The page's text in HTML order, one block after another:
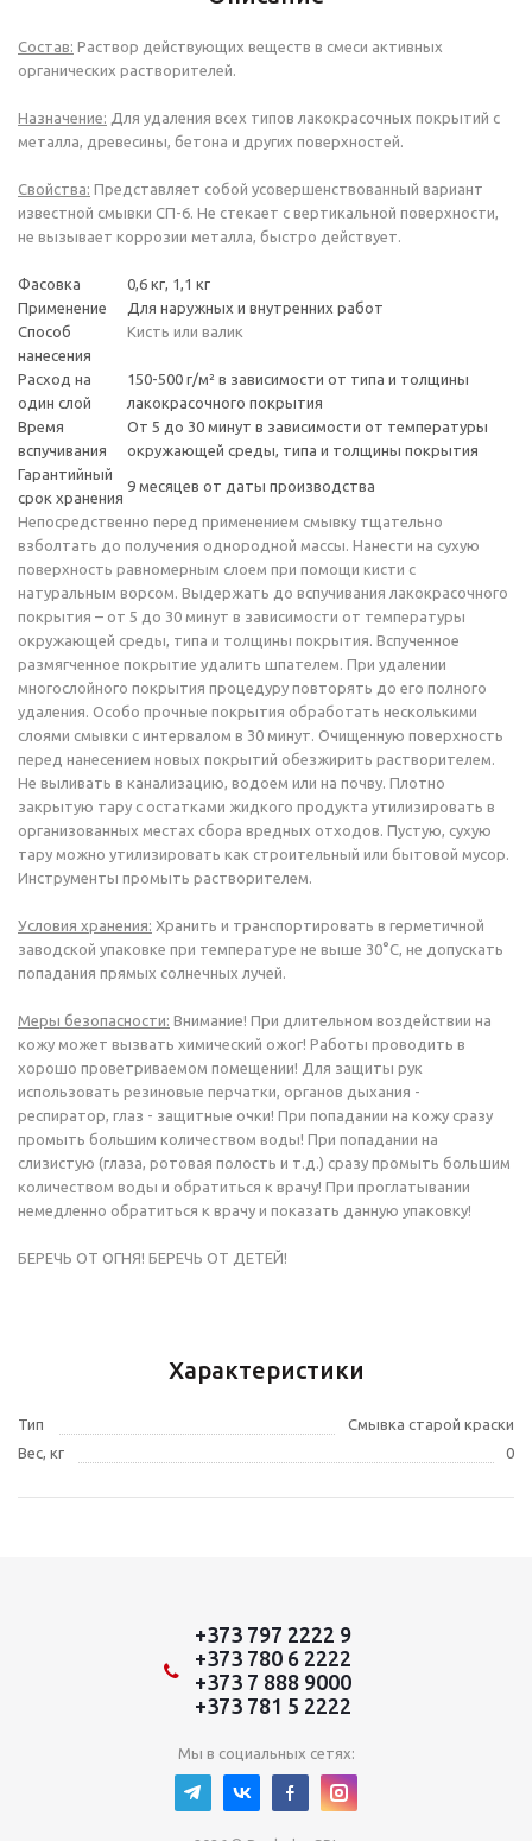
Состав: Раствор действующих веществ в смеси активных
органических растворителей.
Назначение: Для удаления всех типов лакокрасочных покрытий с
металла, древесины, бетона и других поверхностей.
Свойства: Представляет собой усовершенствованный вариант
известной смывки СП-6. Не стекает с вертикальной поверхности,
не вызывает коррозии металла, быстро действует.
Фасовка
0,6 кг, 1,1 кг
Применение
Для наружных и внутренних работ
Способ
нанесения
Кисть или валик
Расход на
один слой
150-500 г/м² в зависимости от типа и толщины
лакокрасочного покрытия
Время
вспучивания
От 5 до 30 минут в зависимости от температуры
окружающей среды, типа и толщины покрытия
Гарантийный
срок хранения
9 месяцев от даты производства
Непосредственно перед применением смывку тщательно
взболтать до получения однородной массы. Нанести на сухую
поверхность равномерным слоем при помощи кисти с
натуральным ворсом. Выдержать до вспучивания лакокрасочного
покрытия – от 5 до 30 минут в зависимости от температуры
окружающей среды, типа и толщины покрытия. Вспученное
размягченное покрытие удалить шпателем. При удалении
многослойного покрытия процедуру повторять до его полного
удаления. Особо прочные покрытия обработать несколькими
слоями смывки с интервалом в 30 минут. Очищенную поверхность
перед нанесением новых покрытий обезжирить растворителем.
Не выливать в канализацию, водоем или на почву. Плотно
закрытую тару с остатками жидкого продукта утилизировать в
организованных местах сбора вредных отходов. Пустую, сухую
тару можно утилизировать как строительный или бытовой мусор.
Инструменты промыть растворителем.
Условия хранения: Хранить и транспортировать в герметичной
заводской упаковке при температуре не выше 30°C, не допускать
попадания прямых солнечных лучей.
Меры безопасности: Внимание! При длительном воздействии на
кожу может вызвать химический ожог! Работы проводить в
хорошо проветриваемом помещении! Для защиты рук
использовать резиновые перчатки, органов дыхания -
респиратор, глаз - защитные очки! При попадании на кожу сразу
промыть большим количеством воды! При попадании на
слизистую (глаза, ротовая полость и т.д.) сразу промыть большим
количеством воды и обратиться к врачу! При проглатывании
немедленно обратиться к врачу и показать данную упаковку!
БЕРЕЧЬ ОТ ОГНЯ! БЕРЕЧЬ ОТ ДЕТЕЙ!
Характеристики
Тип
Смывка старой краски
Вес, кг
0
+373 797 2222 9
+373 780 6 2222
+373 7 888 9000
+373 781 5 2222
Мы в социальных сетях: